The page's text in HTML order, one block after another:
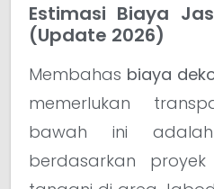
Estimasi Biaya
(Update 2026)
Membahas biaya
memerlukan
bawah ini
berdasarkan